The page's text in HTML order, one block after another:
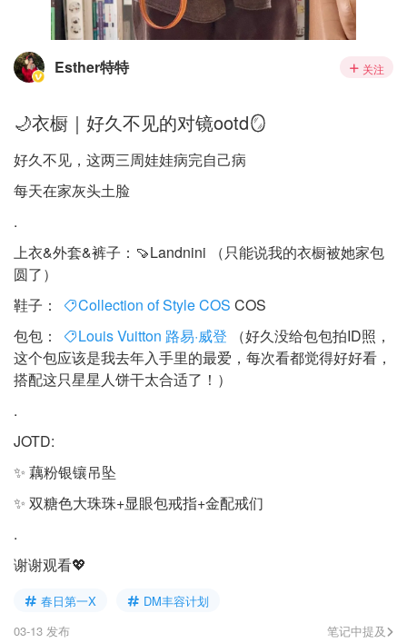
Esther特特 关注
🌙衣橱｜好久不见的对镜ootd🪞
好久不见，这两三周娃娃病完自己病
每天在家灰头土脸
.
上衣&外套&裤子：🍠Landnini （只能说我的衣橱被她家包
圆了）
鞋子：
Collection of Style COS COS
包包：
Louis Vuitton 路易·威登 （好久没给包包拍ID照，
这个包应该是我去年入手里的最爱，每次看都觉得好好看，
搭配这只星星人饼干太合适了！）
.
JOTD:
✨ 藕粉银镶吊坠
✨ 双糖色大珠珠+显眼包戒指+金配戒们
.
谢谢观看💖
春日第一X
DM丰容计划
03-13 发布
笔记中提及